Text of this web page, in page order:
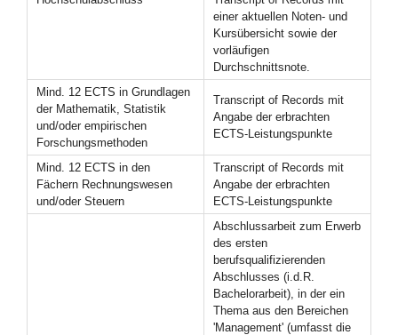
einer aktuellen Noten- und
Kursübersicht sowie der
vorläufigen
Durchschnittsnote.
Mind. 12 ECTS in Grundlagen
der Mathematik, Statistik
und/oder empirischen
Forschungsmethoden
Transcript of Records mit
Angabe der erbrachten
ECTS-Leistungspunkte
Mind. 12 ECTS in den
Fächern Rechnungswesen
und/oder Steuern
Transcript of Records mit
Angabe der erbrachten
ECTS-Leistungspunkte
Abschlussarbeit zum Erwerb
des ersten
berufsqualifizierenden
Abschlusses (i.d.R.
Bachelorarbeit), in der ein
Thema aus den Bereichen
'Management' (umfasst die